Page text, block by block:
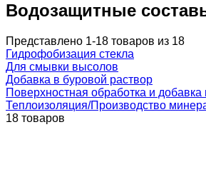
Водозащитные
Представлено 1-18 товаров из 18
Гидрофобизация стекла
Для смывки высолов
Добавка в буровой раствор
Поверхностная обработка и
Теплоизоляция/Производство
18 товаров